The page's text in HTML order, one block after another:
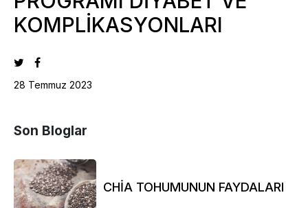
KOMPLİKASYONLARI
28 Temmuz 2023
Son Bloglar
CHİA TOHUMUNUN FAYDALARI